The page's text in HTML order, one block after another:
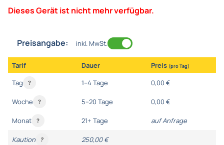
Dieses Gerät ist nicht mehr verfügbar.
Preisangabe: inkl. MwSt.
Tarif Dauer Preis (pro Tag)
Tag ? 1–4 Tage 0,00 €
Woche ? 5–20 Tage 0,00 €
Monat ? 21+ Tage auf Anfrage
Kaution ? 250,00 €